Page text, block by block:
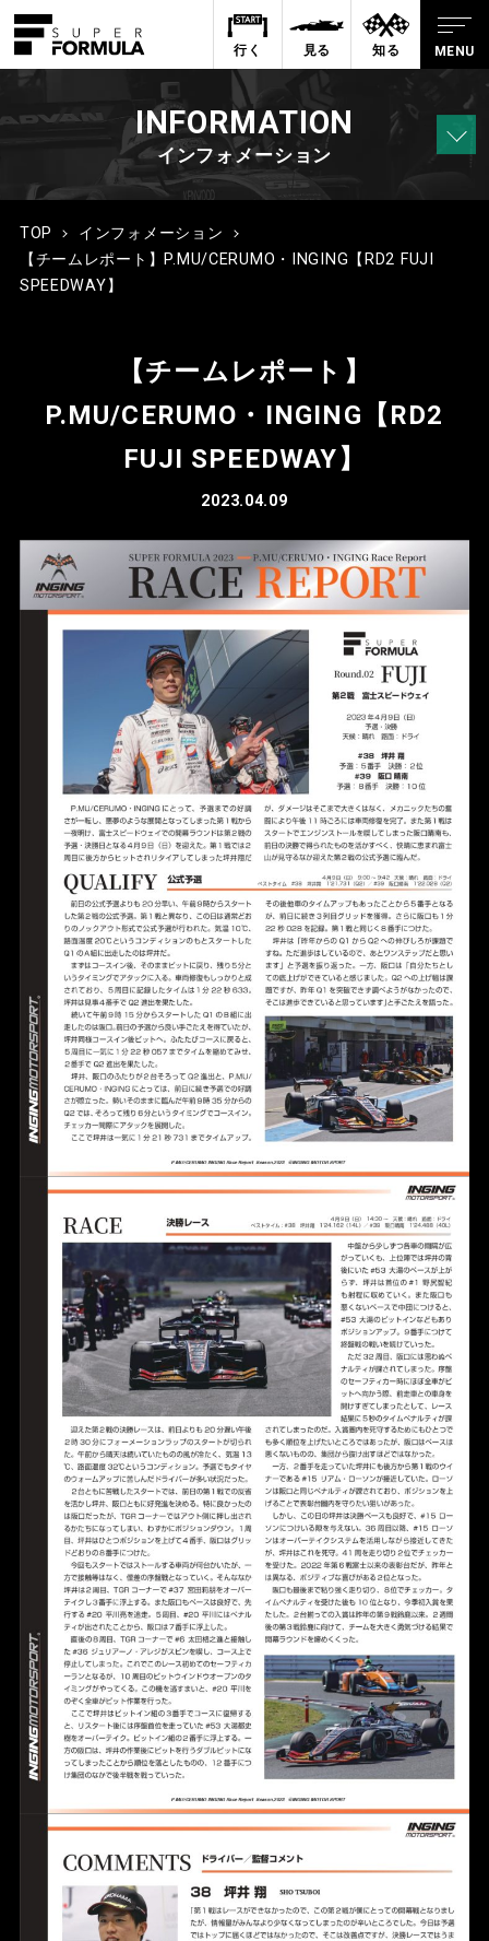
行く 見る 知る
INFORMATION
インフォメーション
TOP
インフォメーション
【チームレポート】P.MU/CERUMO・INGING【RD2 FUJI
SPEEDWAY】
【チームレポート】
P.MU/CERUMO・INGING【RD2
FUJI SPEEDWAY】
2023.04.09